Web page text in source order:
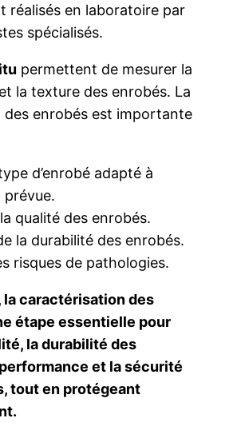
réalisés en laboratoire par
spécialisés.
permettent de mesurer la
la texture des enrobés. La
enrobés est importante
d’enrobé adapté à
prévue.
qualité des enrobés.
la durabilité des enrobés.
risques de pathologies.
la caractérisation des
étape essentielle pour
la durabilité des
et la sécurité
tout en protégeant